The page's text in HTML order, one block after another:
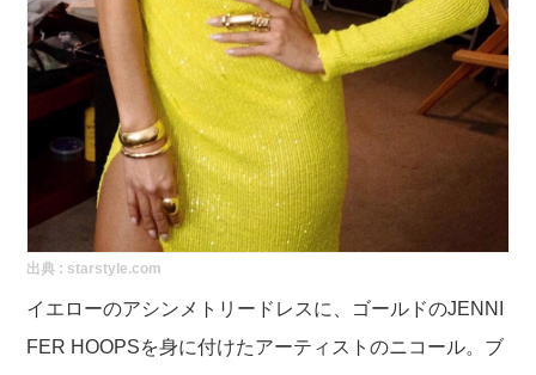
出典 : starstyle.com
イエローのアシンメトリードレスに、ゴールドのJENNI
FER HOOPSを身に付けたアーティストのニコール。ブ